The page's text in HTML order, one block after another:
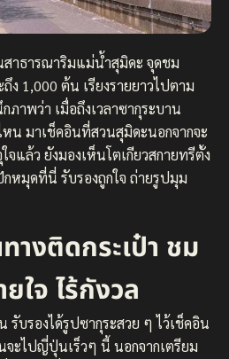
าธารณาริมแม่น้ำสุมิดะ จุดชม
ง 1,000 ต้น เรียงรายยาวไปตาม
าพว่า เมื่อถึงเวลาซากุระบาน
น มาเช็คอินที่สวนสุมิดะนอกจากจะ
แล้ว ยังมองเห็นโตเกียวสกายทรีตั้ง
หมุดที่นี่ รับรองถูกใจ ถ่ายรูปมุม
างติดกระเป๋า ชม
ใจ ไร้กังวล
บรองได้รูปซากุระสวย ๆ ไว้เช็คอิน
จะไปญี่ปุ่นเร็วๆ นี้ นอกจากเตรียม